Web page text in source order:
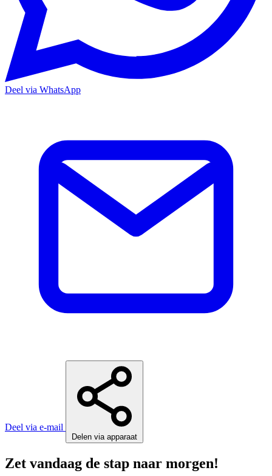
Deel via WhatsApp
Deel via e-mail
Delen via apparaat
Zet vandaag de stap naar morgen!